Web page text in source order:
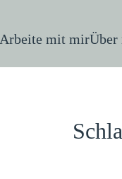
Arbeite mit mirÜber